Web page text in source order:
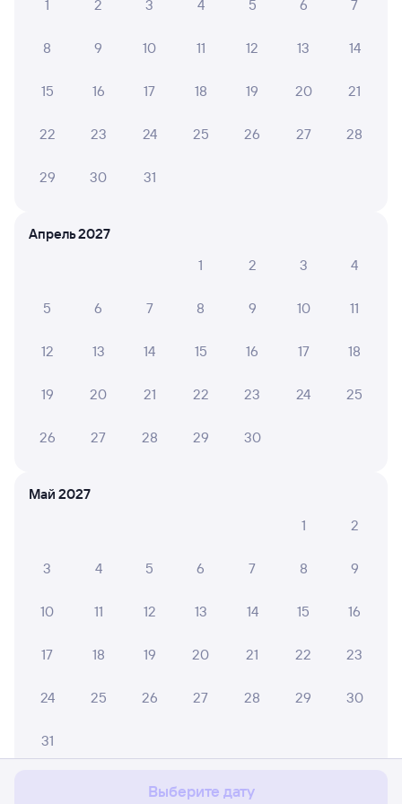
с сайтом.
1
2 3 4 5 6 7
8 9 10 11 12 13 14
15 16 17 18 19 20 21
22 23 24 25 26 27 28
29 30 31
Апрель 2027
1
2 3 4
5 6 7 8 9 10 11
12 13 14 15 16 17 18
19 20 21 22 23 24 25
26 27 28 29 30
Май 2027
1
2
3 4 5 6 7 8 9
10 11 12 13 14 15 16
17 18 19 20 21 22 23
24 25 26 27 28 29 30
31
Выберите дату